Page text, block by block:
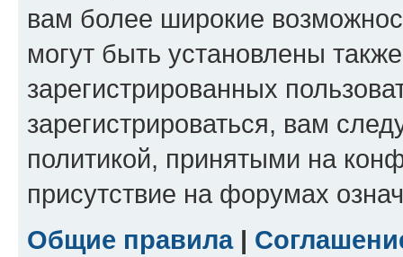
вам более широкие
могут быть установлены
зарегистрированных
зарегистрироваться, вам
политикой, принятыми на
присутствие на форумах
Общие правила|